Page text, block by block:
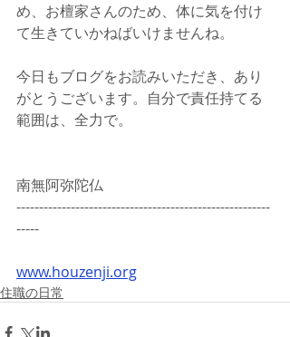
め、お檀家さんのため、体に気を付け
て生きていかねばいけませんね。
今日もブログをお読みいただき、あり
がとうございます。自分で責任持てる
範囲は、全力で。
南無阿弥陀仏
--------------------------------------------------------
-----
www.houzenji.org
住職の日常